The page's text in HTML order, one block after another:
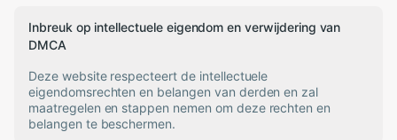
Inbreuk op intellectuele eigendom en verwijdering van
DMCA
Deze website respecteert de intellectuele
eigendomsrechten en belangen van derden en zal
maatregelen en stappen nemen om deze rechten en
belangen te beschermen.